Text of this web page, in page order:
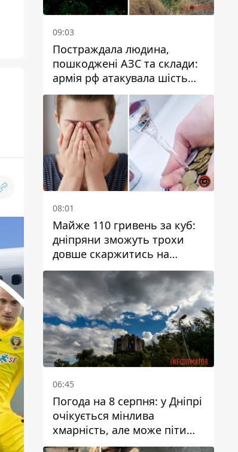
09:03
Постраждала людина,
пошкоджені АЗС та склади:
армія рф атакувала шість
районів Дніпропетровської
області
08:01
Майже 110 гривень за куб:
дніпряни зможуть трохи
довше скаржитись на
заплановані тарифи на воду
на 2027 рік
06:45
Погода на 8 серпня: у Дніпрі
очікується мінлива
хмарність, але може піти
дощ